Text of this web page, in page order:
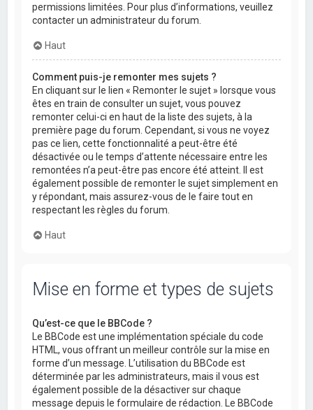
permissions limitées. Pour plus d’informations, veuillez
contacter un administrateur du forum.
Haut
Comment puis-je remonter mes sujets ?
En cliquant sur le lien « Remonter le sujet » lorsque vous
êtes en train de consulter un sujet, vous pouvez
remonter celui-ci en haut de la liste des sujets, à la
première page du forum. Cependant, si vous ne voyez
pas ce lien, cette fonctionnalité a peut-être été
désactivée ou le temps d’attente nécessaire entre les
remontées n’a peut-être pas encore été atteint. Il est
également possible de remonter le sujet simplement en
y répondant, mais assurez-vous de le faire tout en
respectant les règles du forum.
Haut
Mise en forme et types de sujets
Qu’est-ce que le BBCode ?
Le BBCode est une implémentation spéciale du code
HTML, vous offrant un meilleur contrôle sur la mise en
forme d’un message. L’utilisation du BBCode est
déterminée par les administrateurs, mais il vous est
également possible de la désactiver sur chaque
message depuis le formulaire de rédaction. Le BBCode